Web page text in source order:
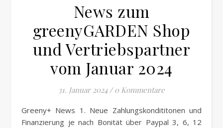
News zum
greenyGARDEN Shop
und Vertriebspartner
vom Januar 2024
31. Januar 2024 / 0 Kommentare
Greeny+ News 1. Neue Zahlungskondititonen und
Finanzierung je nach Bonität über Paypal 3, 6, 12